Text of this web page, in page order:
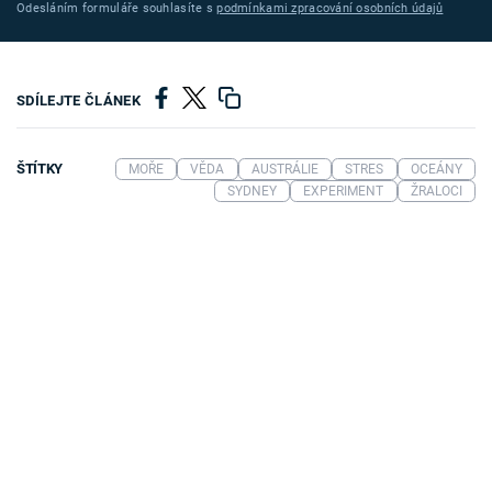
Odesláním formuláře souhlasíte spodmínkami zpracování osobních údajů
SDÍLEJTE ČLÁNEK
ŠTÍTKY MOŘE VĚDA AUSTRÁLIE STRES
OCEÁNY
SYDNEY
EXPERIMENT ŽRALOCI